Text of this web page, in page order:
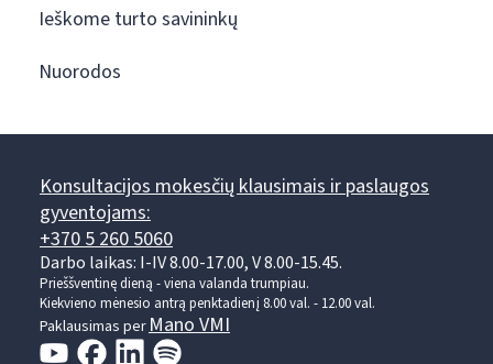
Ieškome turto savininkų
Nuorodos
Konsultacijos mokesčių klausimais ir paslaugos
gyventojams:
+370 5 260 5060
Darbo laikas: I-IV 8.00-17.00, V 8.00-15.45.
Prieššventinę dieną - viena valanda trumpiau.
Kiekvieno mėnesio antrą penktadienį 8.00 val. - 12.00 val.
Paklausimas perMano VMI